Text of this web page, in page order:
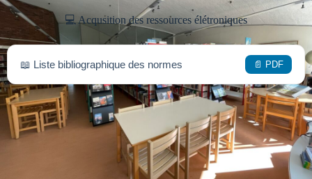
💻 Acqusition des ressources élétroniques
📖 Liste bibliographique des normes 📄 PDF